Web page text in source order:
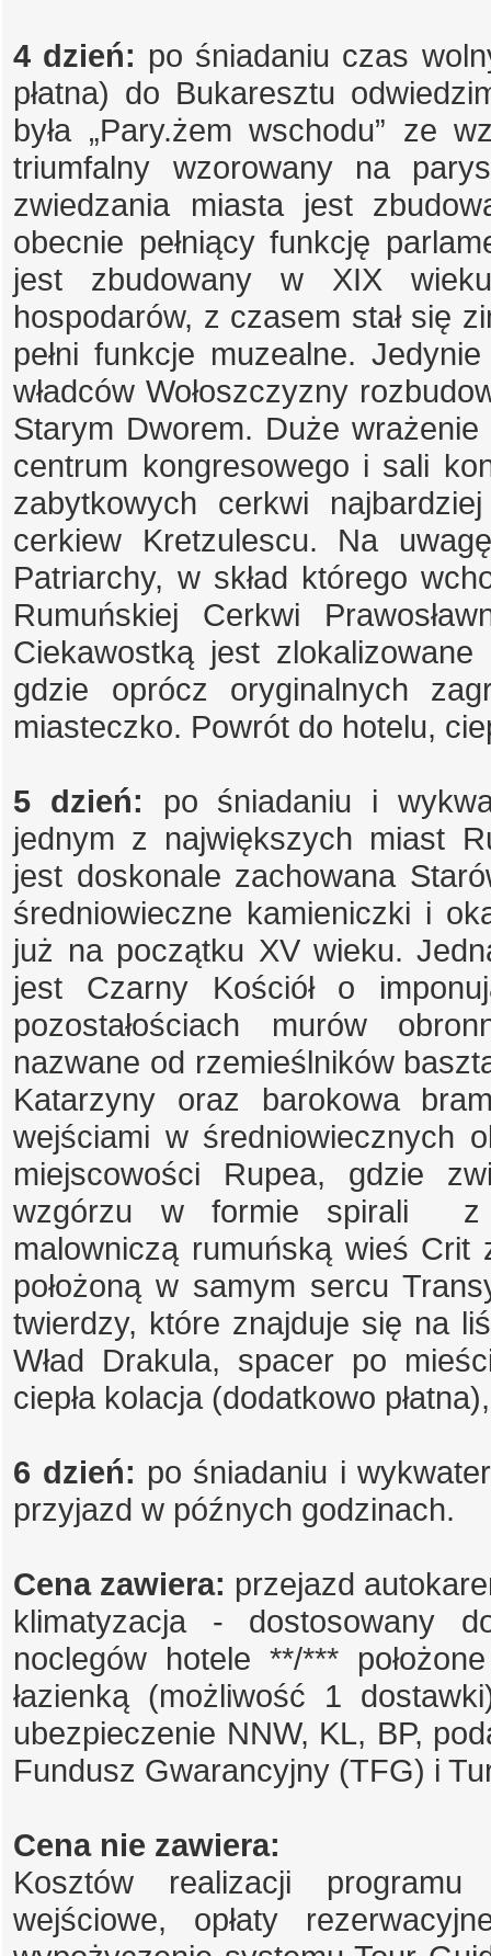
4 dzień: po śniadaniu czas
płatna) do Bukaresztu
była „Pary.żem wschodu” ze
triumfalny wzorowany na
zwiedzania miasta jest
obecnie pełniący funkcję
jest zbudowany w XIX
hospodarów, z czasem stał się
pełni funkcje muzealne.
władców Wołoszczyzny
Starym Dworem. Duże
centrum kongresowego i sali
zabytkowych cerkwi
cerkiew Kretzulescu. Na
Patriarchy, w skład którego
Rumuńskiej Cerkwi
Ciekawostką jest
gdzie oprócz oryginalnych
miasteczko. Powrót do hotelu,
5 dzień: po śniadaniu i
jednym z największych miast
jest doskonale zachowana
średniowieczne kamieniczki i
już na początku XV wieku.
jest Czarny Kościół o
pozostałościach murów
nazwane od rzemieślników
Katarzyny oraz barokowa
wejściami w średniowiecznych
miejscowości Rupea, gdzie
wzgórzu w formie spirali z
malowniczą rumuńską wieś
położoną w samym sercu
twierdzy, które znajduje się na
Wład Drakula, spacer po
ciepła kolacja (dodatkowo
6 dzień: po śniadaniu i
przyjazd w późnych godzinach.
Cena zawiera: przejazd
klimatyzacja - dostosowany
noclegów hotele **/***
łazienką (możliwość 1
ubezpieczenie NNW, KL, BP,
Fundusz Gwarancyjny (TFG) i
Cena nie zawiera:
Kosztów realizacji
wejściowe, opłaty